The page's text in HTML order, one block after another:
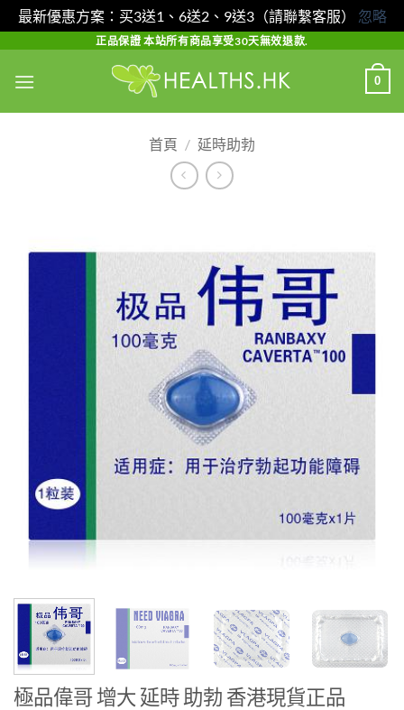
最新優惠方案：买3送1、6送2、9送3（請聯繫客服） 忽略
content
正品保證 本站所有商品享受30天無效退款.
0
首頁 / 延時助勃
極品偉哥 增大 延時 助勃 香港現貨正品